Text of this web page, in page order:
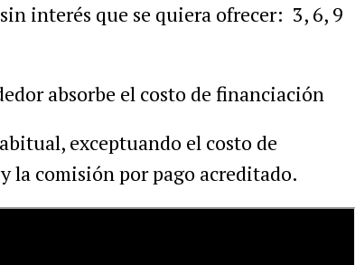
interés que se quiera ofrecer: 3, 6, 9
absorbe el costo de financiación
exceptuando el costo de
la comisión por pago acreditado.